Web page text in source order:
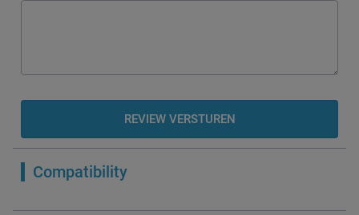
REVIEW VERSTUREN
Compatibility